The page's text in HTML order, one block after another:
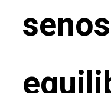
senos